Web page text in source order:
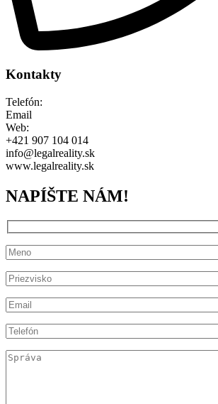
Kontakty
Telefón:
Email
Web:
+421 907 104 014
info@legalreality.sk
www.legalreality.sk
NAPÍŠTE NÁM!